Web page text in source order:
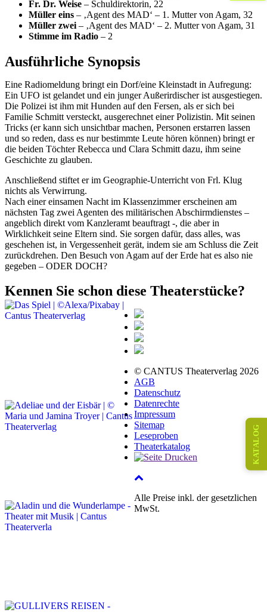
Fr. Dr. Weise – Schuldirektorin, 22
Müller eins – ‚Agent des MAD‘ – 1. Mutter von Agam, 32
Müller zwei – ‚Agent des MAD‘ – 2. Mutter von Agam, 31
Stimme im Radio – 2
Ausführliche Synopsis
Eine Radiomeldung bringt ein Dorf/eine Kleinstadt in Aufregung:
Ein UFO ist gelandet und ein junger Außerirdischer ist ausgestiegen.
Die Polizei ist ihm mit Hunden auf den Fersen, als er sich bei
Familie Schmitt versteckt, ausgerechnet einer Polizistin. Mit seinen
Tricks (er kann sich unsichtbar machen, Personen erstarren lassen
und so reden, dass es nur bestimmte Leute hören können) bringt er
die beiden Töchter Rebecca und Clara Schmitt dazu, ihm seine
Geschichte zu glauben.
Anschließend stiftet er im Geographie-Unterricht von Frl. Klug
nichts als Verwirrung.
Nach einer einsamen Nacht im Klassenzimmer erscheinen am
nächsten Tag zwei Agenten des militärischen Abschirmdienstes –
angeblich direkt vom Kanzleramt beauftragt -, die aber in
Wirklichkeit seine Eltern sind. Sie sorgen dafür, dass alles, was
geschehen ist, in Vergessenheit gerät, indem sie am Schluss die Zeit
zurückdrehen. Den Besuch von Agam auf der Erde hat es also nie
gegeben – ODER DOCH?
Kennen Sie schon diese Theaterstücke?
© CANTUS Theaterverlag 2026
AGB
Datenschutz
Datenrechte
Impressum
Sitemap
Leseproben
Theaterkatalog
Alle Preise inkl. der gesetzlichen
MwSt.
KATALOG